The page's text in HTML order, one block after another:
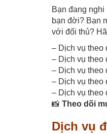
Bạn đang
bạn đời? Bạn
với đối thủ?
– Dịch vụ theo
– Dịch vụ theo
– Dịch vụ theo
– Dịch vụ theo
– Dịch vụ theo
📸 Theo dõi
Dịch vụ